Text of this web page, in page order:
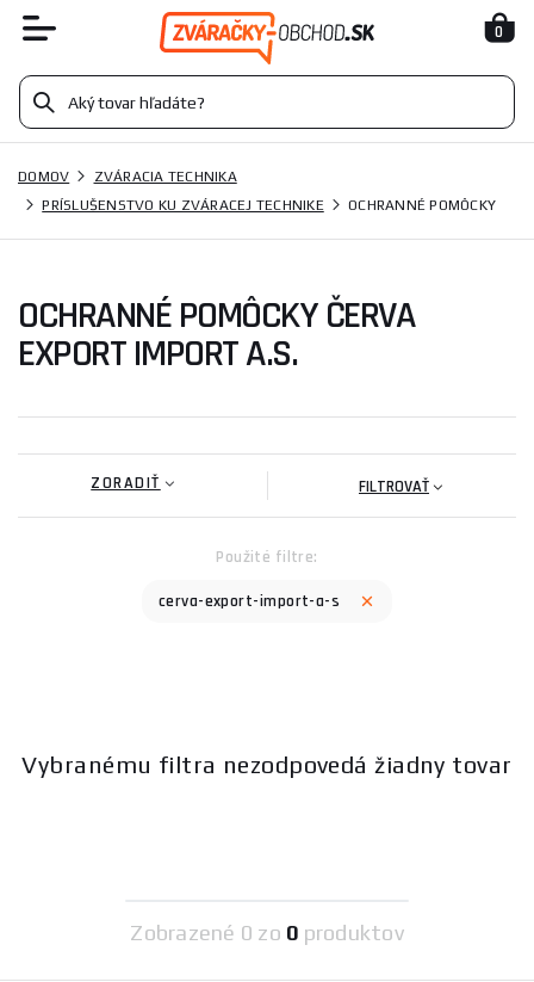
0
DOMOV
ZVÁRACIA TECHNIKA
PRÍSLUŠENSTVO KU ZVÁRACEJ TECHNIKE
OCHRANNÉ POMÔCKY
OCHRANNÉ POMÔCKY ČERVA
EXPORT IMPORT A.S.
ZORADIŤ FILTROVAŤ
Použité filtre:
cerva-export-import-a-s
Vybranému filtra nezodpovedá žiadny tovar
Zobrazené 0 zo 0 produktov